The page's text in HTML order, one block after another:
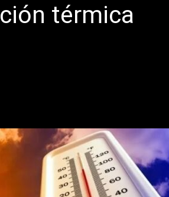
térmica